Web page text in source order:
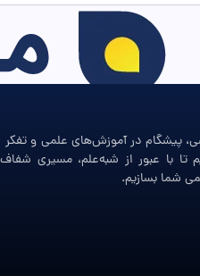
پیشگام در آموزش‌های علمی و تفکر
تا با عبور از شبه‌علم، مسیری
شما بسازیم.